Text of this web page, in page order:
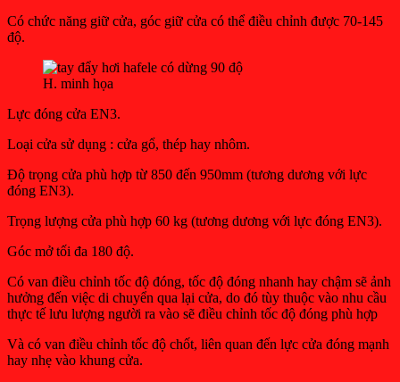
Có chức năng giữ cửa, góc giữ cửa có thể điều chỉnh được 70-145
độ.
H. minh họa
Lực đóng cửa EN3.
Loại cửa sử dụng : cửa gổ, thép hay nhôm.
Độ trọng cửa phù hợp từ 850 đến 950mm (tương dương với lực
đóng EN3).
Trọng lượng cửa phù hợp 60 kg (tương dương với lực đóng EN3).
Góc mở tối đa 180 độ.
Có van điều chỉnh tốc độ đóng, tốc độ đóng nhanh hay chậm sẽ ảnh
hưởng đến việc di chuyển qua lại cửa, do đó tùy thuộc vào nhu cầu
thực tế lưu lượng người ra vào sẽ điều chỉnh tốc độ đóng phù hợp
Và có van điều chỉnh tốc độ chốt, liên quan đến lực cửa đóng mạnh
hay nhẹ vào khung cửa.